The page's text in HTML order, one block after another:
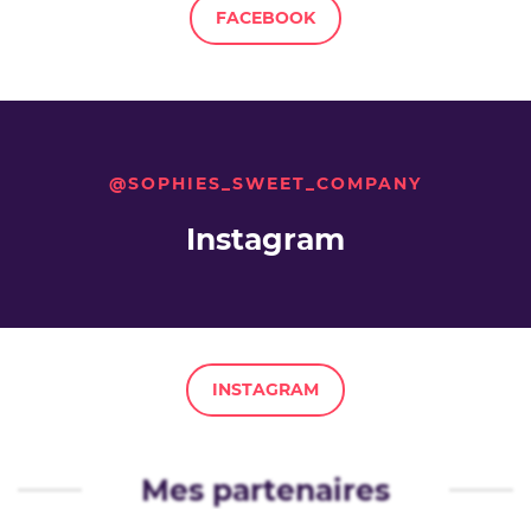
FACEBOOK
@SOPHIES_SWEET_COMPANY
Instagram
INSTAGRAM
Mes partenaires